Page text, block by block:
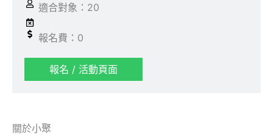
適合對象：20
報名費：0
報名 / 活動頁面
關於小聚